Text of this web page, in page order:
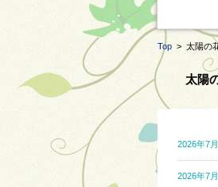
Top > 太陽の
太陽
2026年7
2026年7